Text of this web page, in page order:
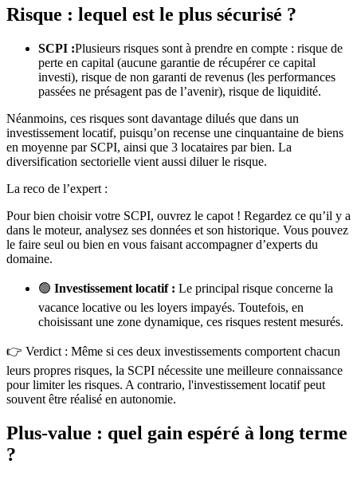
Risque : lequel est le plus sécurisé ?
SCPI :Plusieurs risques sont à prendre en compte : risque de
perte en capital (aucune garantie de récupérer ce capital
investi), risque de non garanti de revenus (les performances
passées ne présagent pas de l’avenir), risque de liquidité.
Néanmoins, ces risques sont davantage dilués que dans un
investissement locatif, puisqu’on recense une cinquantaine de biens
en moyenne par SCPI, ainsi que 3 locataires par bien. La
diversification sectorielle vient aussi diluer le risque.
La reco de l’expert :
Pour bien choisir votre SCPI, ouvrez le capot ! Regardez ce qu’il y a
dans le moteur, analysez ses données et son historique. Vous pouvez
le faire seul ou bien en vous faisant accompagner d’experts du
domaine.
🟢 Investissement locatif : Le principal risque concerne la
vacance locative ou les loyers impayés. Toutefois, en
choisissant une zone dynamique, ces risques restent mesurés.
👉 Verdict : Même si ces deux investissements comportent chacun
leurs propres risques, la SCPI nécessite une meilleure connaissance
pour limiter les risques. A contrario, l'investissement locatif peut
souvent être réalisé en autonomie.
Plus-value : quel gain espéré à long terme
?